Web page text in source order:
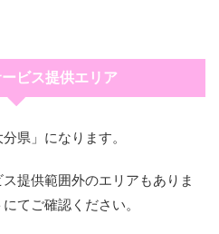
ビス提供エリア
県」になります。
提供範囲外のエリアもありま
てご確認ください。